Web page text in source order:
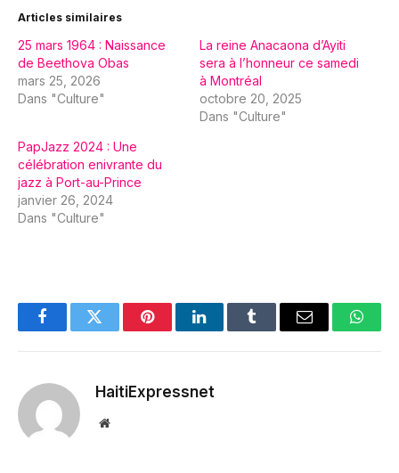
Articles similaires
25 mars 1964 : Naissance
de Beethova Obas
mars 25, 2026
Dans "Culture"
La reine Anacaona d’Ayiti
sera à l’honneur ce samedi
à Montréal
octobre 20, 2025
Dans "Culture"
PapJazz 2024 : Une
célébration enivrante du
jazz à Port-au-Prince
janvier 26, 2024
Dans "Culture"
FacebookTwitter PinterestLinkedInTumblr Email
HaitiExpressnet
Website